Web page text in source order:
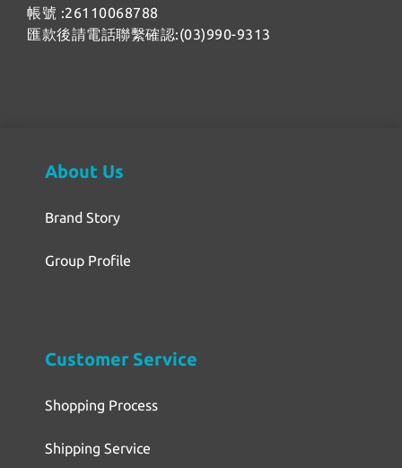
帳號 :26110068788
匯款後請電話聯繫確認:(03)990-9313
About Us
Brand Story
Group Profile
Customer Service
Shopping Process
Shipping Service